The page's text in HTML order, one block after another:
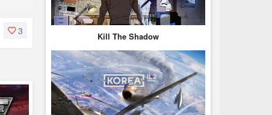
3 Kill The Shadow